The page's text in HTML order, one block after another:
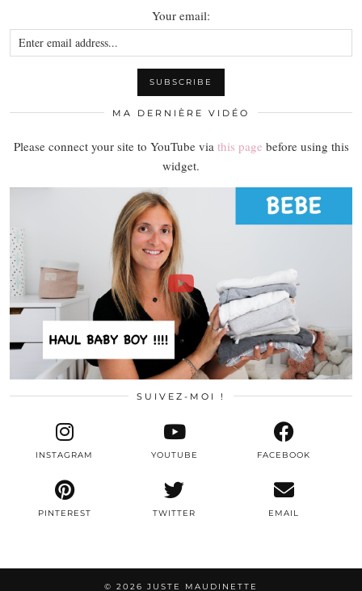
Your email:
MA DERNIÈRE VIDÉO
Please connect your site to YouTube via this page before using this
widget.
SUIVEZ-MOI !
TWITTER
INSTAGRAM FACEBOOK
PINTEREST
YOUTUBE
EMAIL
© 2026 JUSTE MAUDINETTE